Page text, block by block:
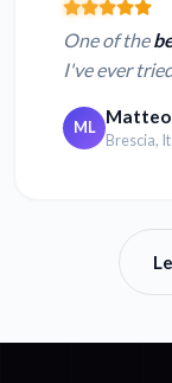
One of the
I've ever
ML Matteo
Brescia,